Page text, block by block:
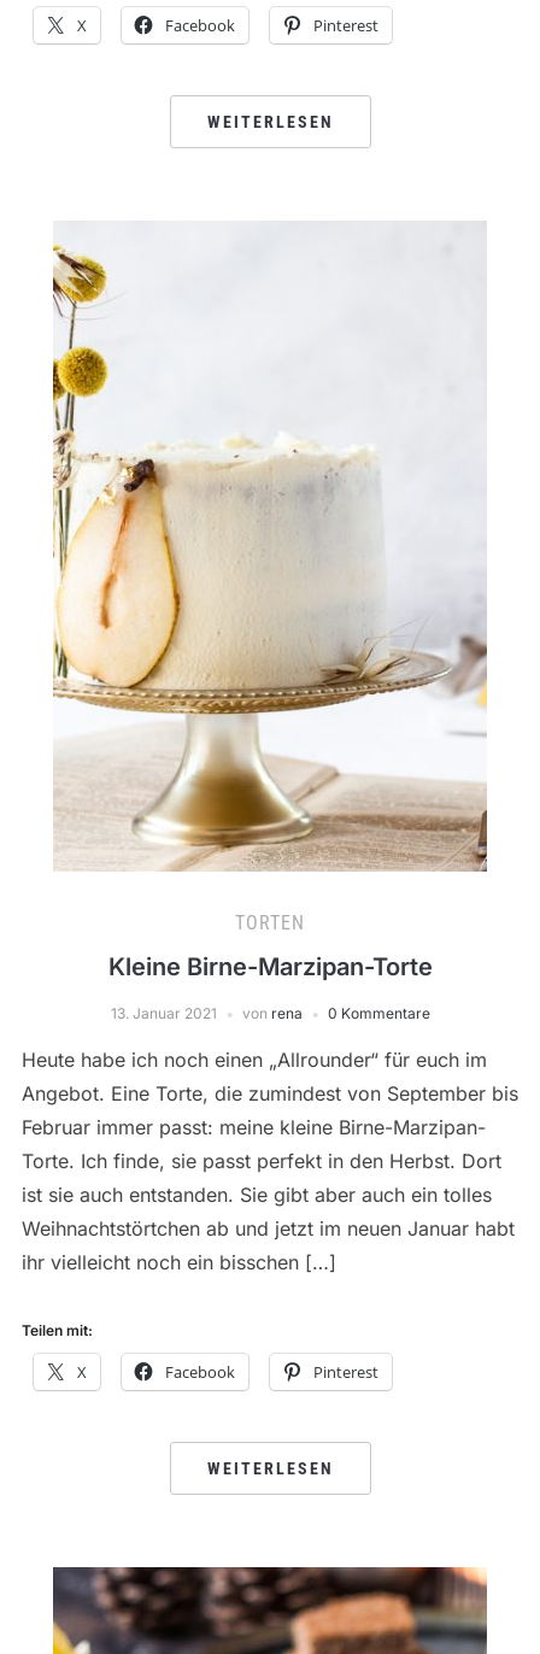
X Facebook Pinterest
WEITERLESEN
TORTEN
Kleine Birne-Marzipan-Torte
13. Januar 2021 von rena 0 Kommentare
Heute habe ich noch einen „Allrounder“ für euch im
Angebot. Eine Torte, die zumindest von September bis
Februar immer passt: meine kleine Birne-Marzipan-
Torte. Ich finde, sie passt perfekt in den Herbst. Dort
ist sie auch entstanden. Sie gibt aber auch ein tolles
Weihnachtstörtchen ab und jetzt im neuen Januar habt
ihr vielleicht noch ein bisschen […]
Teilen mit:
X Facebook Pinterest
WEITERLESEN